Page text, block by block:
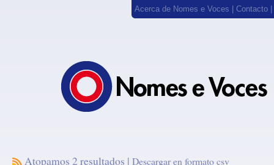
Acerca de Nomes e Voces Contacto
Atopamos 2 resultados | Descargar en formato csv